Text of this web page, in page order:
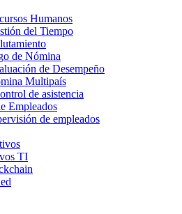
Humanos
del Tiempo
de Nómina
de Desempeño
Multipaís
de asistencia
Empleados
de empleados
TI